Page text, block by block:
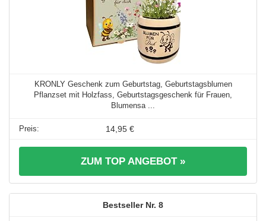
KRONLY Geschenk zum Geburtstag, Geburtstagsblumen
Pflanzset mit Holzfass, Geburtstagsgeschenk für Frauen,
Blumensa ...
14,95 €
ZUM TOP ANGEBOT »
8